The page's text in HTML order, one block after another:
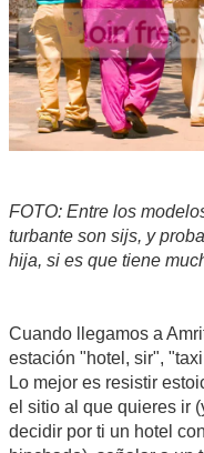
FOTO: Entre los
turbante son sijs, y
hija, si es que tiene
Cuando llegamos a
estación "hotel, sir",
Lo mejor es resistir
el sitio al que quieres ir
decidir por ti un hotel